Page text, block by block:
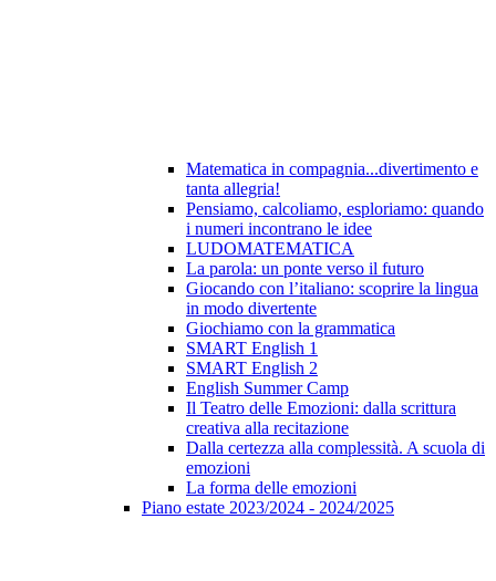
Matematica in compagnia...divertimento e
tanta allegria!
Pensiamo, calcoliamo, esploriamo: quando
i numeri incontrano le idee
LUDOMATEMATICA
La parola: un ponte verso il futuro
Giocando con l’italiano: scoprire la lingua
in modo divertente
Giochiamo con la grammatica
SMART English 1
SMART English 2
English Summer Camp
Il Teatro delle Emozioni: dalla scrittura
creativa alla recitazione
Dalla certezza alla complessità. A scuola di
emozioni
La forma delle emozioni
Piano estate 2023/2024 - 2024/2025